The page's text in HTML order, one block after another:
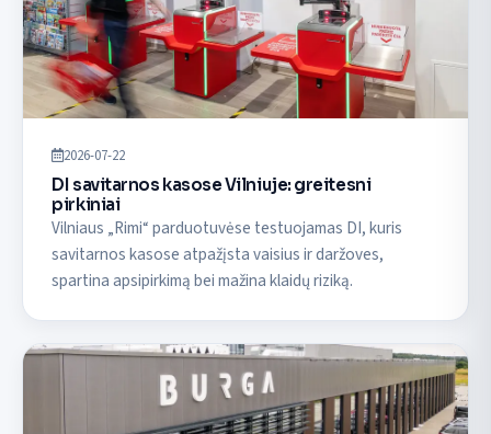
2026-07-22
DI savitarnos kasose Vilniuje: greitesni
pirkiniai
Vilniaus „Rimi“ parduotuvėse testuojamas DI, kuris
savitarnos kasose atpažįsta vaisius ir daržoves,
spartina apsipirkimą bei mažina klaidų riziką.